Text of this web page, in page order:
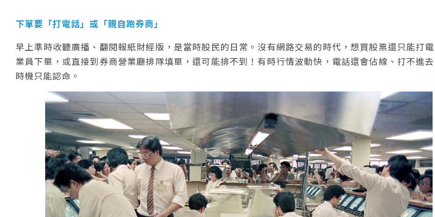
下單要「打電話」或「親自跑券商」
早上準時收聽廣播、翻閱報紙財經版，是當時股民的日常。沒有網路交易的時代，想買股票還只能打
業員下單，或直接到券商營業廳排隊填單，還可能排不到！有時行情波動快，電話還會佔線、打不進
時機只能認命。